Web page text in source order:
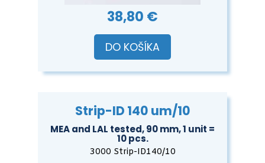
38,80 €
DO KOŠÍKA
Strip-ID 140 um/10
MEA and LAL tested, 90 mm, 1 unit =
10 pcs.
3000 Strip-ID140/10